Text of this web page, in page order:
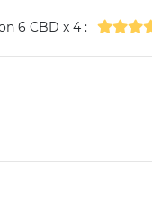
6 CBD x 4 :